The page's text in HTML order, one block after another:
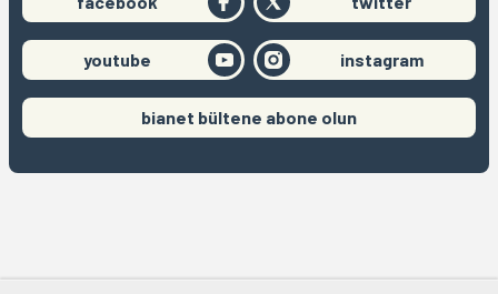
youtube instagram
bianet bültene abone olun